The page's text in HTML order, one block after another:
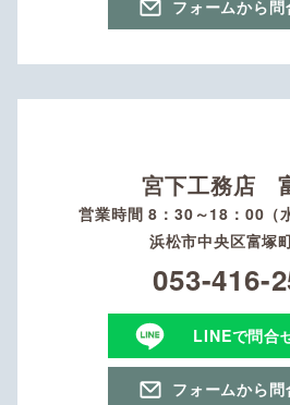
フォームから問
宮下工務店
営業時間 8：30～18：00（
浜松市中央区富塚
053-416-
LINEで問合
フォームから問